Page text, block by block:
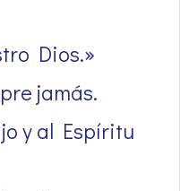
Dios.»
jamás.
y al Espíritu